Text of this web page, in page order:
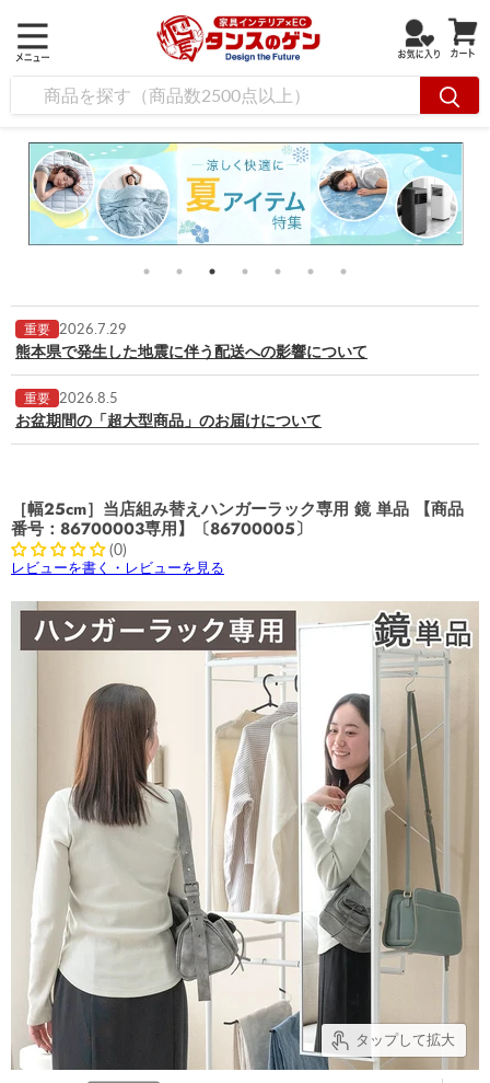
重要 2026.7.29
熊本県で発生した地震に伴う配送への影響について
重要 2026.8.5
お盆期間の「超大型商品」のお届けについて
［幅25cm］当店組み替えハンガーラック専用 鏡 単品 【商品
番号：86700003専用】〔86700005〕
(0)
レビューを書く・レビューを見る
タップして拡大